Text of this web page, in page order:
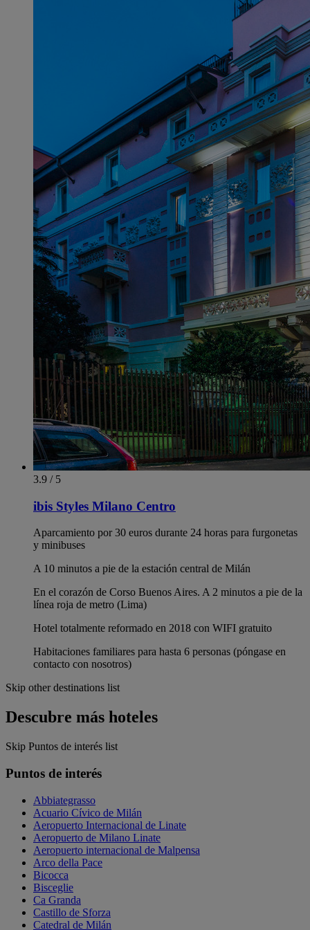
3.9 / 5
ibis Styles Milano Centro
Aparcamiento por 30 euros durante 24 horas para furgonetas
y minibuses
A 10 minutos a pie de la estación central de Milán
En el corazón de Corso Buenos Aires. A 2 minutos a pie de la
línea roja de metro (Lima)
Hotel totalmente reformado en 2018 con WIFI gratuito
Habitaciones familiares para hasta 6 personas (póngase en
contacto con nosotros)
Skip other destinations list
Descubre más hoteles
Skip Puntos de interés list
Puntos de interés
Abbiategrasso
Acuario Cívico de Milán
Aeropuerto Internacional de Linate
Aeropuerto de Milano Linate
Aeropuerto internacional de Malpensa
Arco della Pace
Bicocca
Bisceglie
Ca Granda
Castillo de Sforza
Catedral de Milán